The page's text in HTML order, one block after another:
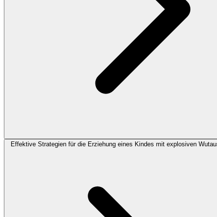
Effektive Strategien für die Erziehung eines Kindes mit explosiven